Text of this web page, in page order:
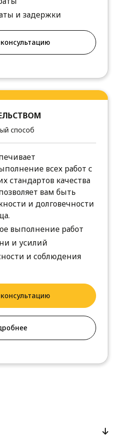
и задержки
способ
всех работ с
стандартов качества
вам быть
и долговечности
выполнение работ
и усилий
и соблюдения